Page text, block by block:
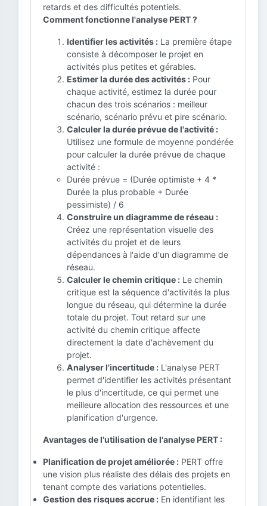
retards et des difficultés potentiels.
Comment fonctionne l'analyse PERT ?
Identifier les activités : La première étape
consiste à décomposer le projet en
activités plus petites et gérables.
Estimer la durée des activités : Pour
chaque activité, estimez la durée pour
chacun des trois scénarios : meilleur
scénario, scénario prévu et pire scénario.
Calculer la durée prévue de l'activité :
Utilisez une formule de moyenne pondérée
pour calculer la durée prévue de chaque
activité :
Durée prévue = (Durée optimiste + 4 *
Durée la plus probable + Durée
pessimiste) / 6
Construire un diagramme de réseau :
Créez une représentation visuelle des
activités du projet et de leurs
dépendances à l'aide d'un diagramme de
réseau.
Calculer le chemin critique : Le chemin
critique est la séquence d'activités la plus
longue du réseau, qui détermine la durée
totale du projet. Tout retard sur une
activité du chemin critique affecte
directement la date d'achèvement du
projet.
Analyser l'incertitude : L'analyse PERT
permet d'identifier les activités présentant
le plus d'incertitude, ce qui permet une
meilleure allocation des ressources et une
planification d'urgence.
Avantages de l'utilisation de l'analyse PERT :
Planification de projet améliorée : PERT offre
une vision plus réaliste des délais des projets en
tenant compte des variations potentielles.
Gestion des risques accrue : En identifiant les